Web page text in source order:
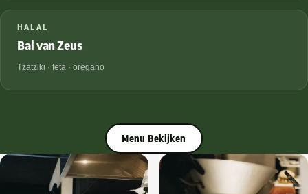
HALAL
Bal van Zeus
Tzatziki · feta · oregano
Menu Bekijken